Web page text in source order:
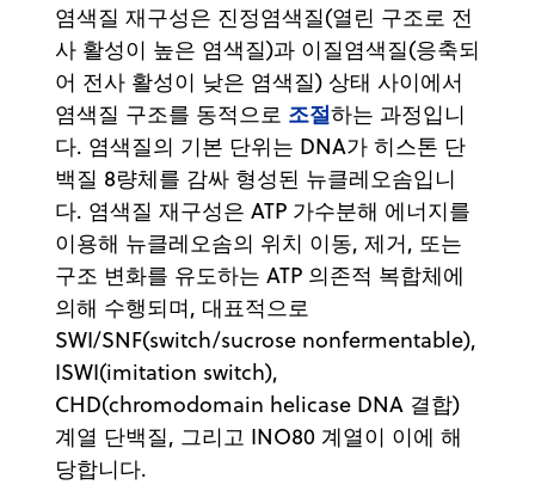
염색질 재구성은 진정염색질(열린 구조로 전
사 활성이 높은 염색질)과 이질염색질(응축되
어 전사 활성이 낮은 염색질) 상태 사이에서
염색질 구조를 동적으로 조절하는 과정입니
다. 염색질의 기본 단위는 DNA가 히스톤 단
백질 8량체를 감싸 형성된 뉴클레오솜입니
다. 염색질 재구성은 ATP 가수분해 에너지를
이용해 뉴클레오솜의 위치 이동, 제거, 또는
구조 변화를 유도하는 ATP 의존적 복합체에
의해 수행되며, 대표적으로
SWI/SNF(switch/sucrose nonfermentable),
ISWI(imitation switch),
CHD(chromodomain helicase DNA 결합)
계열 단백질, 그리고 INO80 계열이 이에 해
당합니다.